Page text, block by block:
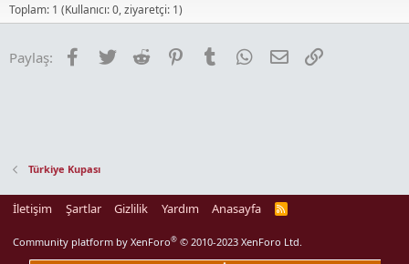
Toplam: 1 (Kullanıcı: 0, ziyaretçi: 1)
Paylaş: Facebook
Twitter Reddit PinterestTumblr WhatsApp
E-posta
Türkiye Kupası
İletişim Şartlar Gizlilik Yardım Anasayfa
R
Community platform by XenForo® © 2010-2023 XenForo Ltd.